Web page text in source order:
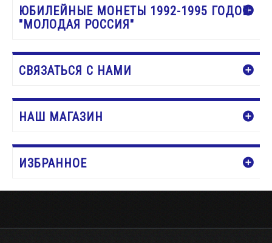
ЮБИЛЕЙНЫЕ МОНЕТЫ 1992-1995 ГОДОВ.
"МОЛОДАЯ РОССИЯ"
СВЯЗАТЬСЯ С НАМИ
НАШ МАГАЗИН
ИЗБРАННОЕ